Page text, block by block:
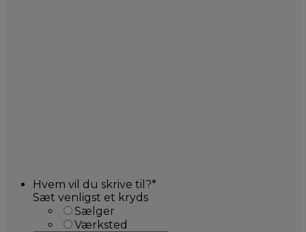
Hvem vil du skrive til?*
Sæt venligst et kryds
Sælger
Værksted